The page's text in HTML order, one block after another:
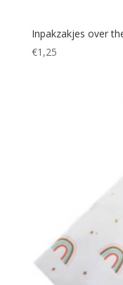
Inpakzakjes over
€1,25